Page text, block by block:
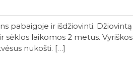
pabaigoje ir išdžiovinti. Džiovintą
sėklos laikomos 2 metus. Vyriškos
nukošti. […]